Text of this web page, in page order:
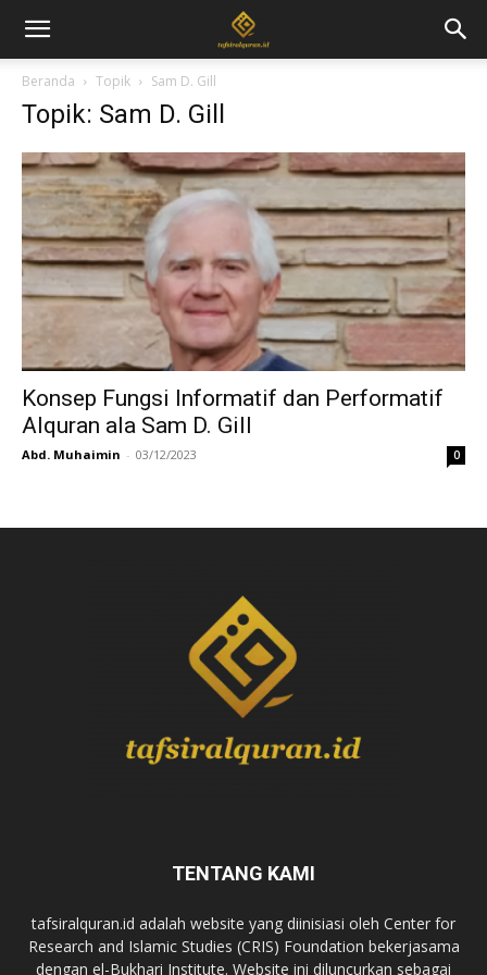
Beranda Topik Sam D. Gill
Topik: Sam D. Gill
Konsep Fungsi Informatif dan Performatif
Alquran ala Sam D. Gill
Abd. Muhaimin - 03/12/2023 0
TENTANG KAMI
tafsiralquran.id adalah website yang diinisiasi oleh Center for
Research and Islamic Studies (CRIS) Foundation bekerjasama
dengan el-Bukhari Institute. Website ini diluncurkan sebagai